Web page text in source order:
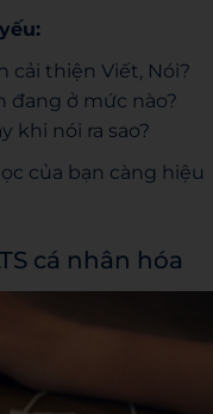
cải thiện Viết, Nói?
đang ở mức nào?
khi nói ra sao?
của bạn càng hiệu
cá nhân hóa